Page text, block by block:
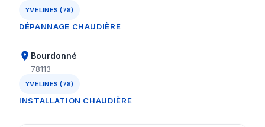
YVELINES (78)
DÉPANNAGE CHAUDIÈRE
Bourdonné
78113
YVELINES (78)
INSTALLATION CHAUDIÈRE